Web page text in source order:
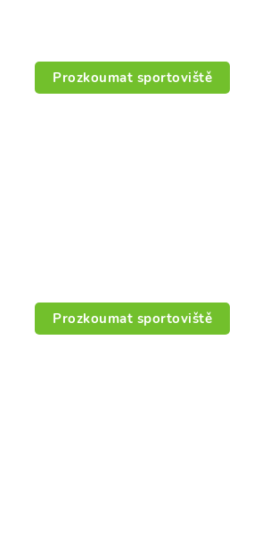
Prozkoumat sportoviště
Prozkoumat sportoviště